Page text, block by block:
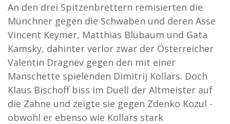
An den drei Spitzenbrettern remisierten die
Münchner gegen die Schwaben und deren Asse
Vincent Keymer, Matthias Blübaum und Gata
Kamsky, dahinter verlor zwar der Österreicher
Valentin Dragnev gegen den mit einer
Manschette spielenden Dimitrij Kollars. Doch
Klaus Bischoff biss im Duell der Altmeister auf
die Zähne und zeigte sie gegen Zdenko Kozul -
obwohl er ebenso wie Kollars stark